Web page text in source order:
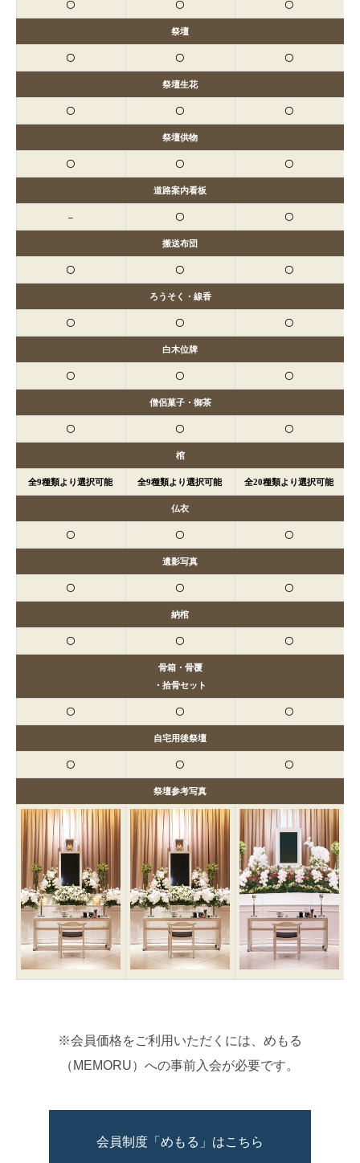
〇 〇 〇
祭壇
〇 〇 〇
祭壇生花
〇 〇 〇
祭壇供物
〇 〇 〇
道路案内看板
– 〇 〇
搬送布団
〇 〇 〇
ろうそく・線香
〇 〇 〇
白木位牌
〇 〇 〇
僧侶菓子・御茶
〇 〇 〇
棺
全9種類より選択可能 全9種類より選択可能 全20種類より選択可能
仏衣
〇 〇 〇
遺影写真
〇 〇 〇
納棺
〇 〇 〇
骨箱・骨覆
・拾骨セット
〇 〇 〇
自宅用後祭壇
〇 〇 〇
祭壇参考写真
※会員価格をご利用いただくには、めもる
（MEMORU）への事前入会が必要です。
会員制度「めもる」はこちら